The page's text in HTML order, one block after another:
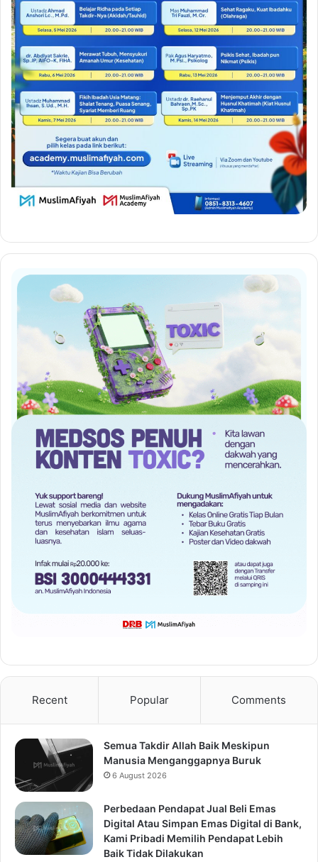
Recent Popular Comments
Semua Takdir Allah Baik Meskipun
Manusia Menganggapnya Buruk
6 August 2026
Perbedaan Pendapat Jual Beli Emas
Digital Atau Simpan Emas Digital di Bank,
Kami Pribadi Memilih Pendapat Lebih
Baik Tidak Dilakukan